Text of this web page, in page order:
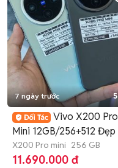
7 ngày trước 5
Vivo X200 Pro
Mini 12GB/256+512 Đẹp
X200 Pro mini 256 GB
11.690.000 đ